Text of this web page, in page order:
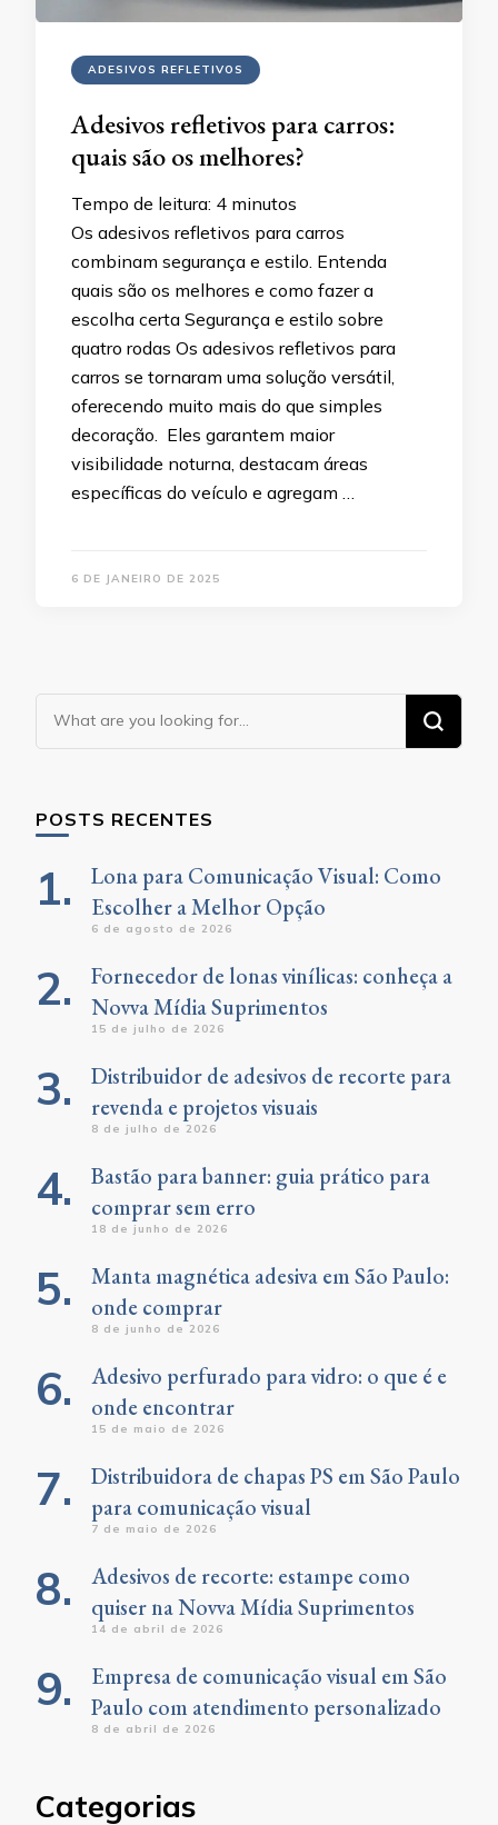
ADESIVOS REFLETIVOS
Adesivos refletivos para carros:
quais são os melhores?
Tempo de leitura: 4 minutos
Os adesivos refletivos para carros
combinam segurança e estilo. Entenda
quais são os melhores e como fazer a
escolha certa Segurança e estilo sobre
quatro rodas Os adesivos refletivos para
carros se tornaram uma solução versátil,
oferecendo muito mais do que simples
decoração. Eles garantem maior
visibilidade noturna, destacam áreas
específicas do veículo e agregam …
6 DE JANEIRO DE 2025
POSTS RECENTES
Lona para Comunicação Visual: Como
Escolher a Melhor Opção
6 de agosto de 2026
Fornecedor de lonas vinílicas: conheça a
Novva Mídia Suprimentos
15 de julho de 2026
Distribuidor de adesivos de recorte para
revenda e projetos visuais
8 de julho de 2026
Bastão para banner: guia prático para
comprar sem erro
18 de junho de 2026
Manta magnética adesiva em São Paulo:
onde comprar
8 de junho de 2026
Adesivo perfurado para vidro: o que é e
onde encontrar
15 de maio de 2026
Distribuidora de chapas PS em São Paulo
para comunicação visual
7 de maio de 2026
Adesivos de recorte: estampe como
quiser na Novva Mídia Suprimentos
14 de abril de 2026
Empresa de comunicação visual em São
Paulo com atendimento personalizado
8 de abril de 2026
Categorias